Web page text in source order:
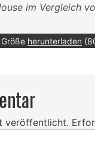
im Vergleich
herunterladen
veröffentlicht.